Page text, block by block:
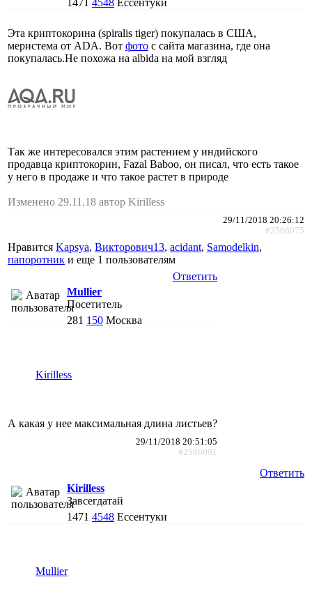
Эта криптокорина (spiralis tiger) покупалась в США,
меристема от ADA. Вот фото с сайта магазина, где она
покупалась.Не похожа на albida на мой взгляд
Так же интересовался этим растением у индийского
продавца криптокорин, Fazal Baboo, он писал, что есть такое
у него в продаже и что такое растет в природе
Изменено 29.11.18 автор Kirilless
29/11/2018 20:26:12
#2566075
Нравится Kapsya, Викторович13, acidant, Samodelkin,
папоротник и еще 1 пользователям
Ответить
Mullier
Посетитель
281 150 Москва
Kirilless
А какая у нее максимальная длина листьев?
29/11/2018 20:51:05
#2566091
Ответить
Kirilless
Завсегдатай
1471 4548 Ессентуки
Mullier